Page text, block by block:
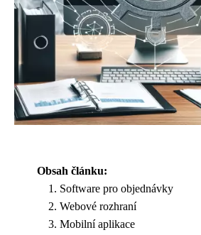
Obsah článku:
Software pro objednávky
Webové rozhraní
Mobilní aplikace